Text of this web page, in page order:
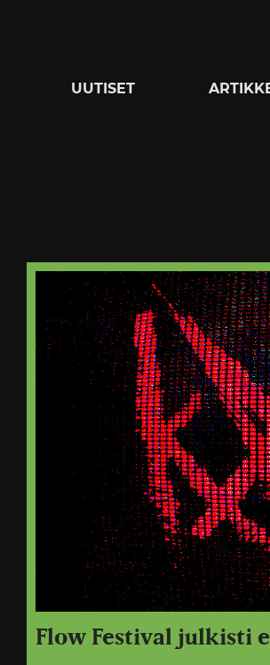
UUTISET
Flow Festival julkisti